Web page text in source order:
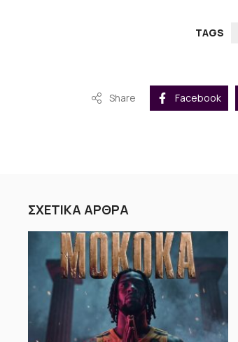
TAGS
Share Facebook
ΣΧΕΤΙΚΑ ΑΡΘΡΑ